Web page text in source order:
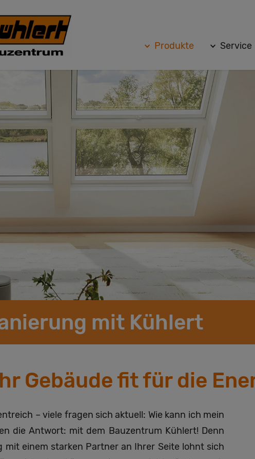
Produkte Service
mit Kühlert
Gebäude fit für die
– viele fragen sich aktuell: Wie kann ich mein
die Antwort: mit dem Bauzentrum Kühlert! Denn
mit einem starken Partner an Ihrer Seite lohnt sich